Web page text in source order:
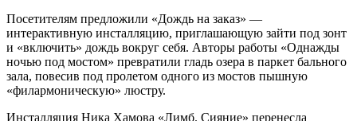
Посетителям предложили «Дождь на заказ» —
интерактивную инсталляцию, приглашающую зайти под зонт
и «включить» дождь вокруг себя. Авторы работы «Однажды
ночью под мостом» превратили гладь озера в паркет бального
зала, повесив под пролетом одного из мостов пышную
«филармоническую» люстру.
Инсталляция Ника Хамова «Лимб. Сияние» перенесла